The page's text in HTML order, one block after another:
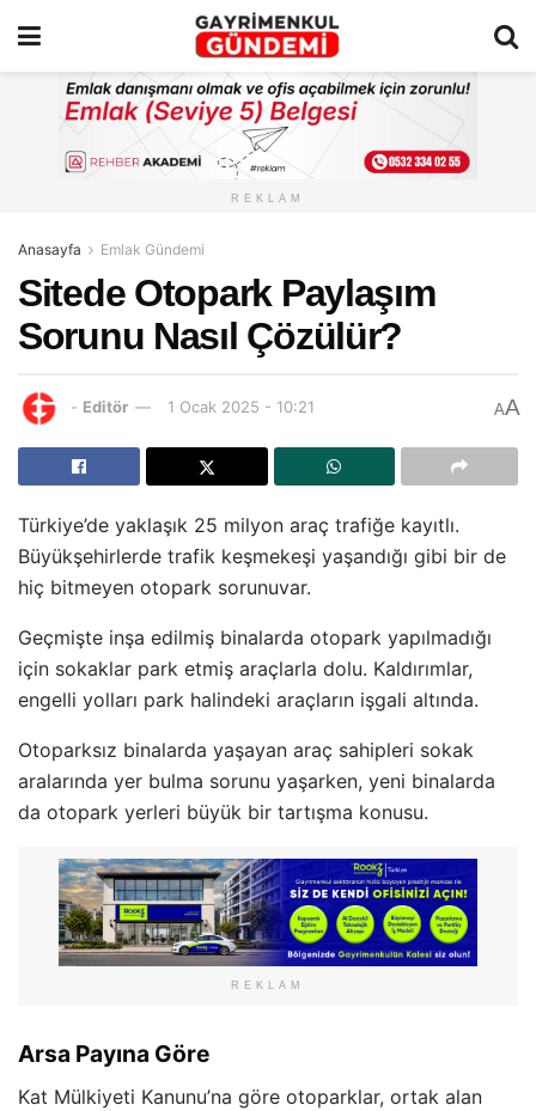
REKLAM
Anasayfa Emlak Gündemi
Sitede Otopark Paylaşım
Sorunu Nasıl Çözülür?
- Editör 1 Ocak 2025 - 10:21 AA
Türkiye’de yaklaşık 25 milyon araç trafiğe kayıtlı.
Büyükşehirlerde trafik keşmekeşi yaşandığı gibi bir de
hiç bitmeyen otopark sorunuvar.
Geçmişte inşa edilmiş binalarda otopark yapılmadığı
için sokaklar park etmiş araçlarla dolu. Kaldırımlar,
engelli yolları park halindeki araçların işgali altında.
Otoparksız binalarda yaşayan araç sahipleri sokak
aralarında yer bulma sorunu yaşarken, yeni binalarda
da otopark yerleri büyük bir tartışma konusu.
REKLAM
Arsa Payına Göre
Kat Mülkiyeti Kanunu’na göre otoparklar, ortak alan